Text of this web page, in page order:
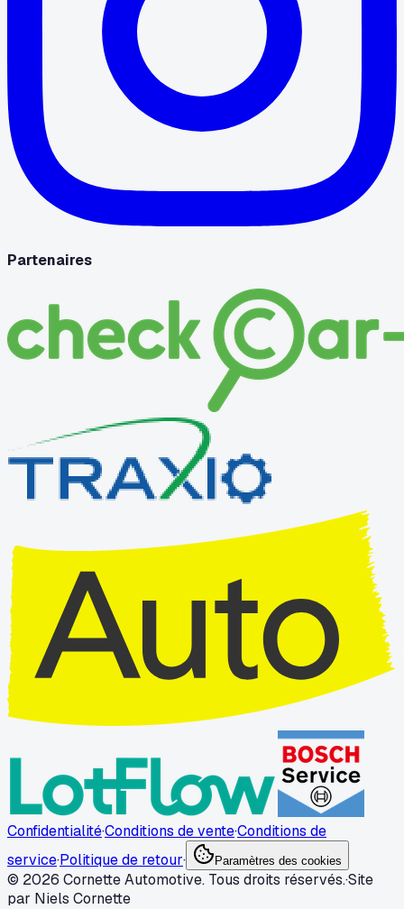
Partenaires
Confidentialité·Conditions de vente·Conditions de
service·Politique de retour· Paramètres des cookies
© 2026 Cornette Automotive. Tous droits réservés.·Site
par Niels Cornette